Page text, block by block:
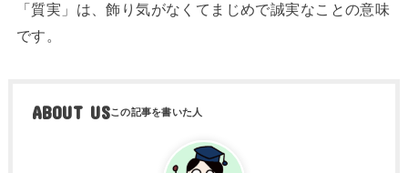
「質実」は、飾り気がなくてまじめで誠実なことの意味
です。
ABOUT US